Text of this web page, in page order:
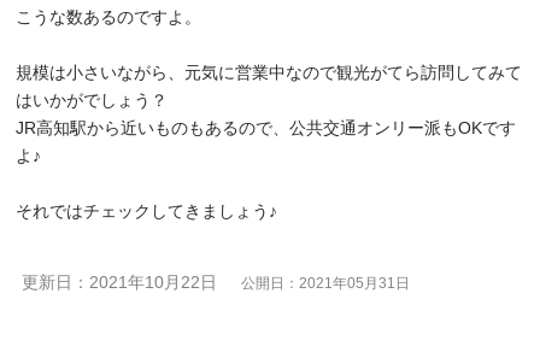
こうな数あるのですよ。
規模は小さいながら、元気に営業中なので観光がてら訪問してみて
はいかがでしょう？
JR高知駅から近いものもあるので、公共交通オンリー派もOKです
よ♪
それではチェックしてきましょう♪
更新日：2021年10月22日 公開日：2021年05月31日